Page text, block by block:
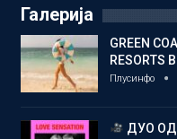
Галерија
GREEN
RESORTS
Плусинфо
ДУО ОД